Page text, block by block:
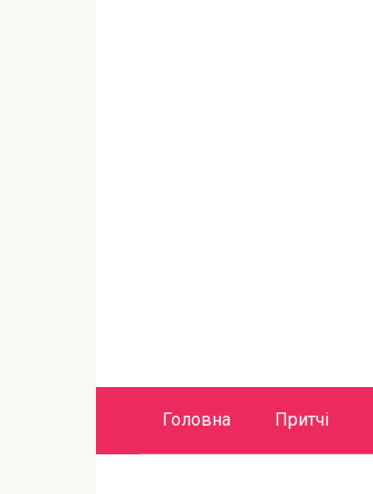
Головна Притчі